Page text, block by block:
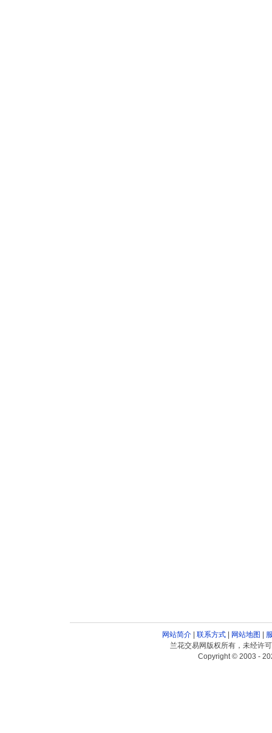
网站简介| 联系方式| 网站地图
兰花交易网版权所有，未经许
Copyright © 2003 -